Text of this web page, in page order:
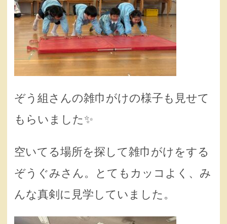
ぞう組さんの雑巾がけの様子も見せて
もらいました✨
空いてる場所を探して雑巾がけをする
ぞうぐみさん。とてもカッコよく、み
んな真剣に見学していました。